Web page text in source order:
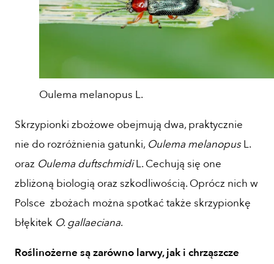
Oulema melanopus L.
Skrzypionki zbożowe obejmują dwa, praktycznie
nie do rozróżnienia gatunki, Oulema melanopusL.
oraz Oulema duftschmidiL. Cechują się one
zbliżoną biologią oraz szkodliwością. Oprócz nich w
Polsce zbożach można spotkać także skrzypionkę
błękitek O. gallaeciana.
Roślinożerne są zarówno larwy, jak i chrząszcze